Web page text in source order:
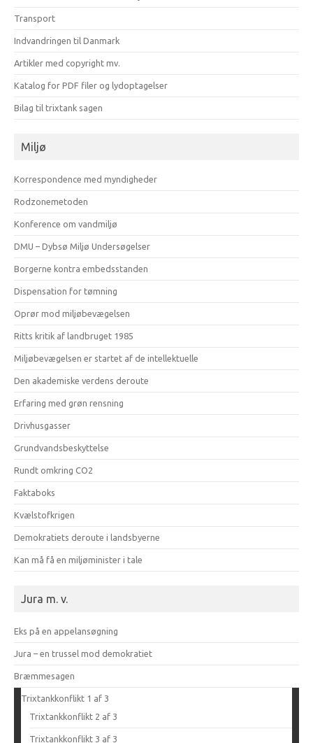
Transport
Indvandringen til Danmark
Artikler med copyright mv.
Katalog for PDF filer og lydoptagelser
Bilag til trixtank sagen
Miljø
Korrespondence med myndigheder
Rodzonemetoden
Konference om vandmiljø
DMU – Dybsø Miljø Undersøgelser
Borgerne kontra embedsstanden
Dispensation for tømning
Oprør mod miljøbevægelsen
Ritts kritik af landbruget 1985
Miljøbevægelsen er startet af de intellektuelle
Den akademiske verdens deroute
Erfaring med grøn rensning
Drivhusgasser
Grundvandsbeskyttelse
Rundt omkring CO2
Faktaboks
Kvælstofkrigen
Demokratiets deroute i landsbyerne
Kan må få en miljøminister i tale
Jura m. v.
Eks på en appelansøgning
Jura – en trussel mod demokratiet
Bræmmesagen
Trixtankkonflikt 1 af 3
Trixtankkonflikt 2 af 3
Trixtankkonflikt 3 af 3